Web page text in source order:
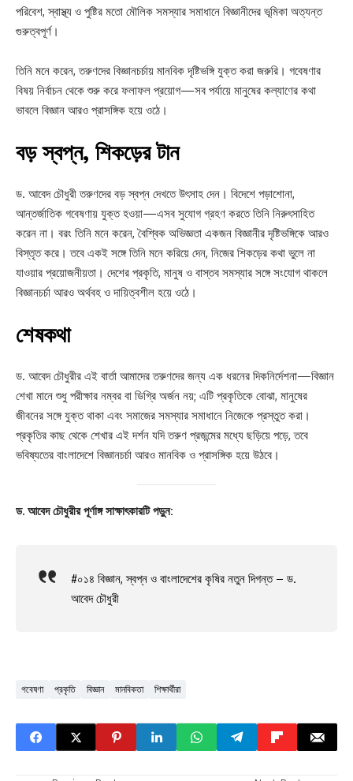
পরিবেশ, স্বাস্থ্য ও পুষ্টির মতো মৌলিক সমস্যার সমাধানে বিজ্ঞানীদের ভূমিকা অত্যন্ত
গুরুত্বপূর্ণ।
তিনি মনে করেন, তরুণদের বিজ্ঞানচর্চায় মানবিক দৃষ্টিভঙ্গি যুক্ত করা জরুরি। গবেষণার
বিষয় নির্বাচন থেকে শুরু করে ফলাফল প্রয়োগ—সব পর্যায়ে মানুষের কল্যাণের কথা
ভাবলে বিজ্ঞান আরও প্রাসঙ্গিক হয়ে ওঠে।
বড় স্বপ্ন, শিকড়ের টান
ড. আবেদ চৌধুরী তরুণদের বড় স্বপ্ন দেখতে উৎসাহ দেন। বিদেশে পড়াশোনা,
আন্তর্জাতিক গবেষণায় যুক্ত হওয়া—এসব সুযোগ গ্রহণ করতে তিনি নিরুৎসাহিত
করেন না। বরং তিনি মনে করেন, বৈশ্বিক অভিজ্ঞতা একজন বিজ্ঞানীর দৃষ্টিভঙ্গিকে আরও
বিস্তৃত করে। তবে একই সঙ্গে তিনি মনে করিয়ে দেন, নিজের শিকড়ের কথা ভুলে না
যাওয়ার প্রয়োজনীয়তা। দেশের প্রকৃতি, মানুষ ও বাস্তব সমস্যার সঙ্গে সংযোগ থাকলে
বিজ্ঞানচর্চা আরও অর্থবহ ও দায়িত্বশীল হয়ে ওঠে।
শেষকথা
ড. আবেদ চৌধুরীর এই বার্তা আমাদের তরুণদের জন্য এক ধরনের দিকনির্দেশনা—বিজ্ঞান
শেখা মানে শুধু পরীক্ষার নম্বর বা ডিগ্রি অর্জন নয়; এটি প্রকৃতিকে বোঝা, মানুষের
জীবনের সঙ্গে যুক্ত থাকা এবং সমাজের সমস্যার সমাধানে নিজেকে প্রস্তুত করা।
প্রকৃতির কাছ থেকে শেখার এই দর্শন যদি তরুণ প্রজন্মের মধ্যে ছড়িয়ে পড়ে, তবে
ভবিষ্যতের বাংলাদেশে বিজ্ঞানচর্চা আরও মানবিক ও প্রাসঙ্গিক হয়ে উঠবে।
ড. আবেদ চৌধুরীর পূর্ণাঙ্গ সাক্ষাৎকারটি পড়ুন:
#০১৪ বিজ্ঞান, স্বপ্ন ও বাংলাদেশের কৃষির নতুন দিগন্ত – ড.
আবেদ চৌধুরী
গবেষণা প্রকৃতি বিজ্ঞান মানবিকতা শিক্ষার্থীরা